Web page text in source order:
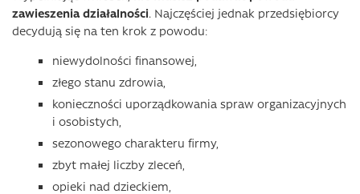
zawieszenia działalności. Najczęściej jednak przedsiębiorcy
decydują się na ten krok z powodu:
niewydolności finansowej,
złego stanu zdrowia,
konieczności uporządkowania spraw organizacyjnych
i osobistych,
sezonowego charakteru firmy,
zbyt małej liczby zleceń,
opieki nad dzieckiem,